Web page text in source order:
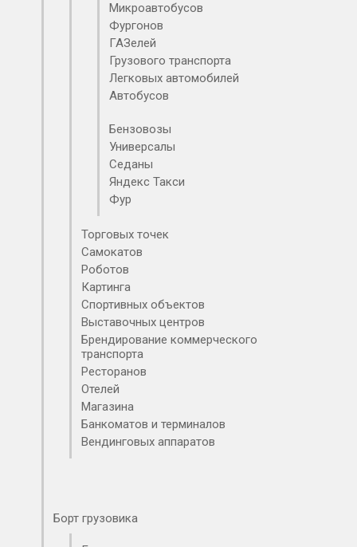
Микроавтобусов
Фургонов
ГАЗелей
Грузового транспорта
Легковых автомобилей
Автобусов
Бензовозов
Бензовозы
Универсалы
Седаны
Яндекс Такси
Фур
Торговых точек
Самокатов
Роботов
Картинга
Спортивных объектов
Выставочных центров
Брендирование коммерческого
транспорта
Ресторанов
Отелей
Магазина
Банкоматов и терминалов
Вендинговых аппаратов
Борт грузовика